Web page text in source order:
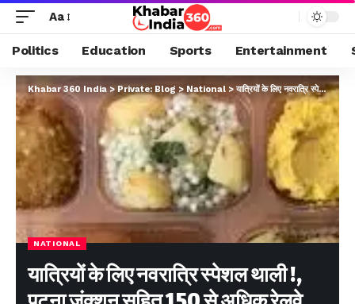
Aa
Politics Education Sports Entertainment
Khabar 360 India> Private: Blog > National > यात्रियों के लिए नवरात्रि स्पेशल थाली !, पटना जंक्शन सहित 150 से अधिक रेलवे स्टेशनों पर उपलब्ध नवरात्रि स्पेशल थाली
NATIONAL
यात्रियों के लिए नवरात्रि स्पेशल थाली !,